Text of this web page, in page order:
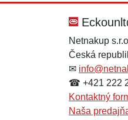
Netnakup
Česká
✉
☎ +421 222
Kontaktný
Naša